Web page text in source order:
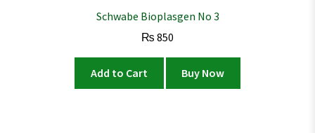
Schwabe Bioplasgen No 3
₨ 850
Add to Cart Buy Now